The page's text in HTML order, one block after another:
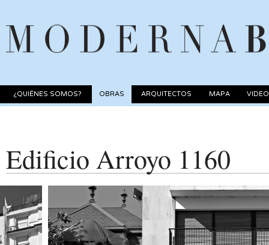
¿QUIÉNES SOMOS? OBRAS ARQUITECTOS MAPA
Edificio Arroyo 1160